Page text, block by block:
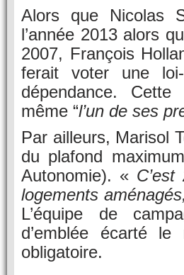
Alors que Nicolas
l’année 2013 alors
2007, François
ferait voter une
dépendance.
même “l’un de ses
Par ailleurs, Marisol
du plafond
Autonomie). «
logements
L’équipe de
d’emblée écarté
obligatoire.